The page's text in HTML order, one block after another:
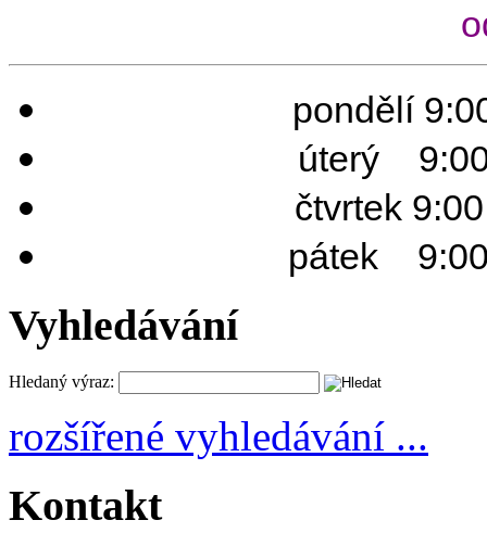
pondělí
úterý 9:00
čtvrtek
pátek
Vyhledávání
Hledaný výraz:
rozšířené vyhledávání ...
Kontakt